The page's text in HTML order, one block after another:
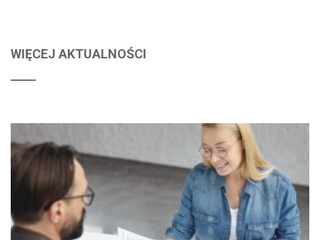
WIĘCEJ AKTUALNOŚCI